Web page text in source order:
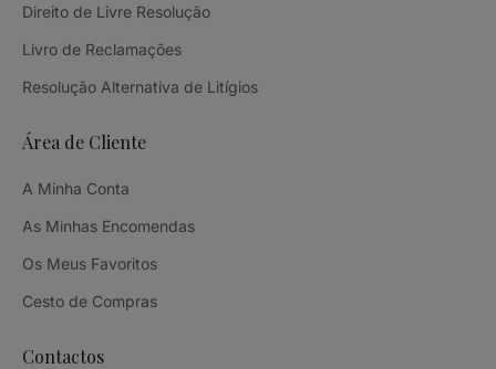
Direito de Livre Resolução
Livro de Reclamações
Resolução Alternativa de Litígios
Área de Cliente
A Minha Conta
As Minhas Encomendas
Os Meus Favoritos
Cesto de Compras
Contactos